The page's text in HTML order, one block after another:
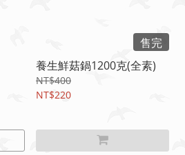
售完
養生鮮菇鍋1200克(全素)
NT$400
NT$220